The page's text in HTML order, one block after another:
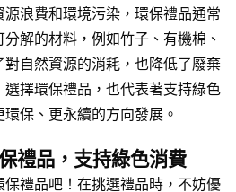
浪費和環境污染，環保禮品通常
解的材料，例如竹子、有機棉、
自然資源的消耗，也降低了廢棄
擇環保禮品，也代表著支持綠色
保、更永續的方向發展。
禮品，支持綠色消費
禮品吧！在挑選禮品時，不妨優